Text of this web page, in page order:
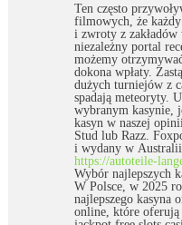
Ten często
filmowych, że każdy
i zwroty z
niezależny portal
możemy
dokona wpłaty.
dużych turniejów z
spadają meteoryty.
wybranym kasynie,
kasyn w naszej
Stud lub Razz.
i wydany w Australii
https://autoteile-
Wybór najlepszych
W Polsce, w 2025
najlepszego kasyna
online, które oferują